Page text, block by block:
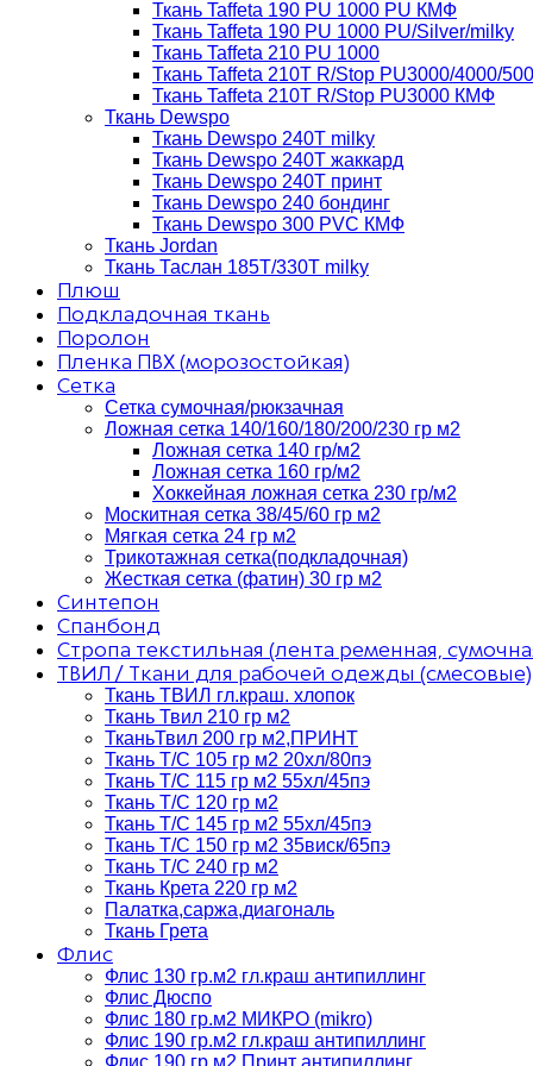
Ткань Taffeta 190 PU 1000 PU КМФ
Ткань Taffeta 190 PU 1000 PU/Silver/milky
Ткань Taffeta 210 PU 1000
Ткань Taffeta 210Т R/Stop PU3000/4000/
Ткань Taffeta 210Т R/Stop PU3000 КМФ
Ткань Dewspo
Ткань Dewspo 240Т milky
Ткань Dewspo 240T жаккард
Ткань Dewspo 240Т принт
Ткань Dewspo 240 бондинг
Ткань Dewspo 300 PVC КМФ
Ткань Jordan
Ткань Таслан 185T/330T milky
Плюш
Подкладочная ткань
Поролон
Пленка ПВХ (морозостойкая)
Сетка
Сетка сумочная/рюкзачная
Ложная сетка 140/160/180/200/230 гр м2
Ложная сетка 140 гр/м2
Ложная сетка 160 гр/м2
Хоккейная ложная сетка 230 гр/м2
Москитная сетка 38/45/60 гр м2
Мягкая сетка 24 гр м2
Трикотажная сетка(подкладочная)
Жесткая сетка (фатин) 30 гр м2
Синтепон
Спанбонд
Стропа текстильная (лента ременная,
ТВИЛ / Ткани для рабочей одежды (смесовые)
Ткань ТВИЛ гл.краш. хлопок
Ткань Твил 210 гр м2
ТканьТвил 200 гр м2,ПРИНТ
Ткань Т/C 105 гр м2 20хл/80пэ
Ткань Т/C 115 гр м2 55хл/45пэ
Ткань Т/C 120 гр м2
Ткань Т/C 145 гр м2 55хл/45пэ
Ткань Т/C 150 гр м2 35виск/65пэ
Ткань Т/C 240 гр м2
Ткань Крета 220 гр м2
Палатка,саржа,диагональ
Ткань Грета
Флис
Флис 130 гр.м2 гл.краш антипиллинг
Флис Дюспо
Флис 180 гр.м2 МИКРО (mikro)
Флис 190 гр.м2 гл.краш антипиллинг
Флис 190 гр.м2 Принт антипиллинг